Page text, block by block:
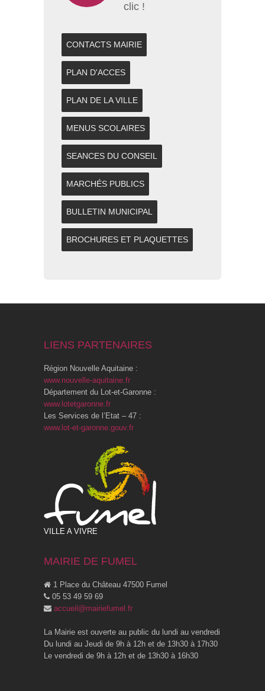
clic !
CONTACTS MAIRIE
PLAN D'ACCES
PLAN DE LA VILLE
MENUS SCOLAIRES
SEANCES DU CONSEIL
MARCHÉS PUBLICS
BULLETIN MUNICIPAL
BROCHURES ET PLAQUETTES
LIENS PARTENAIRES
Région Nouvelle Aquitaine :
www.nouvelle-aquitaine.fr
Département du Lot-et-Garonne :
www.lotetgaronne.fr
Les Services de l’Etat – 47 :
www.lot-et-garonne.gouv.fr
VILLE A VIVRE
MAIRIE DE FUMEL
1 Place du Château 47500 Fumel
05 53 49 59 69
accueil@mairiefumel.fr
La Mairie est ouverte au public du lundi au vendredi
Du lundi au Jeudi de 9h à 12h et de 13h30 à 17h30
Le vendredi de 9h à 12h et de 13h30 à 16h30